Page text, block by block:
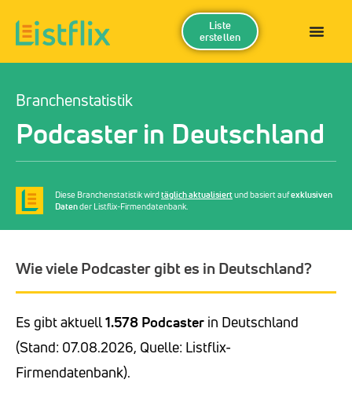
Liste
erstellen
Branchenstatistik
Podcaster in Deutschland
Diese Branchenstatistik wirdtäglich aktualisiertund basiert aufexklusiven
Datender Listflix-Firmendatenbank.
Wie viele Podcaster gibt es in Deutschland?
Es gibt aktuell1.578 Podcaster in Deutschland
(Stand: 07.08.2026, Quelle: Listflix-
Firmendatenbank).